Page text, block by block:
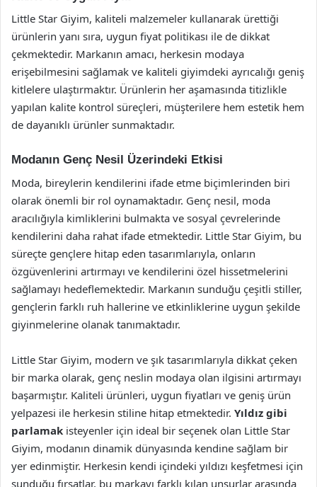
Little Star Giyim, kaliteli malzemeler kullanarak ürettiği
ürünlerin yanı sıra, uygun fiyat politikası ile de dikkat
çekmektedir. Markanın amacı, herkesin modaya
erişebilmesini sağlamak ve kaliteli giyimdeki ayrıcalığı geniş
kitlelere ulaştırmaktır. Ürünlerin her aşamasında titizlikle
yapılan kalite kontrol süreçleri, müşterilere hem estetik hem
de dayanıklı ürünler sunmaktadır.
Modanın Genç Nesil Üzerindeki Etkisi
Moda, bireylerin kendilerini ifade etme biçimlerinden biri
olarak önemli bir rol oynamaktadır. Genç nesil, moda
aracılığıyla kimliklerini bulmakta ve sosyal çevrelerinde
kendilerini daha rahat ifade etmektedir. Little Star Giyim, bu
süreçte gençlere hitap eden tasarımlarıyla, onların
özgüvenlerini artırmayı ve kendilerini özel hissetmelerini
sağlamayı hedeflemektedir. Markanın sunduğu çeşitli stiller,
gençlerin farklı ruh hallerine ve etkinliklerine uygun şekilde
giyinmelerine olanak tanımaktadır.
Little Star Giyim, modern ve şık tasarımlarıyla dikkat çeken
bir marka olarak, genç neslin modaya olan ilgisini artırmayı
başarmıştır. Kaliteli ürünleri, uygun fiyatları ve geniş ürün
yelpazesi ile herkesin stiline hitap etmektedir. Yıldız gibi
parlamak isteyenler için ideal bir seçenek olan Little Star
Giyim, modanın dinamik dünyasında kendine sağlam bir
yer edinmiştir. Herkesin kendi içindeki yıldızı keşfetmesi için
sunduğu fırsatlar, bu markayı farklı kılan unsurlar arasında